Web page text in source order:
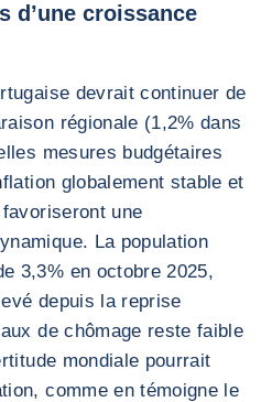
d’une croissance
devrait continuer de
régionale (1,2% dans
mesures budgétaires
globalement stable et
favoriseront une
La population
3,3% en octobre 2025,
depuis la reprise
de chômage reste faible
mondiale pourrait
comme en témoigne le